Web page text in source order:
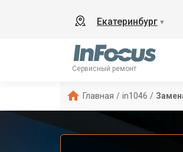
Екатеринбург ▼
Сервисный ремонт
Главная / in1046 /